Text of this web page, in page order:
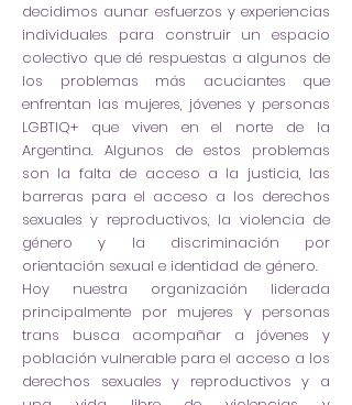
decidimos aunar esfuerzos y experiencias
individuales para construir un espacio
colectivo que dé respuestas a algunos de
los problemas más acuciantes que
enfrentan las mujeres, jóvenes y personas
LGBTIQ+ que viven en el norte de la
Argentina. Algunos de estos problemas
son la falta de acceso a la justicia, las
barreras para el acceso a los derechos
sexuales y reproductivos, la violencia de
género y la discriminación por
orientación sexual e identidad de género.
Hoy nuestra organización liderada
principalmente por mujeres y personas
trans busca acompañar a jóvenes y
población vulnerable para el acceso a los
derechos sexuales y reproductivos y a